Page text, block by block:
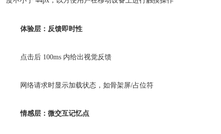
体验层：反馈即时性
点击后 100ms 内给出视觉反馈
网络请求时显示加载状态，如骨架屏/占位符
情感层：微交互记忆点